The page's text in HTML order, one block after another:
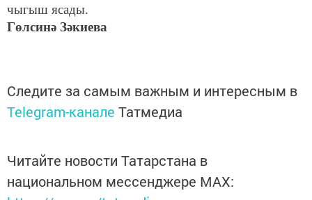
чыгыш ясады.
Гөлсинә Зәкиева
Следите за самым важным и интересным в
Telegram-канале Татмедиа
Читайте новости Татарстана в
национальном мессенджере MАХ: